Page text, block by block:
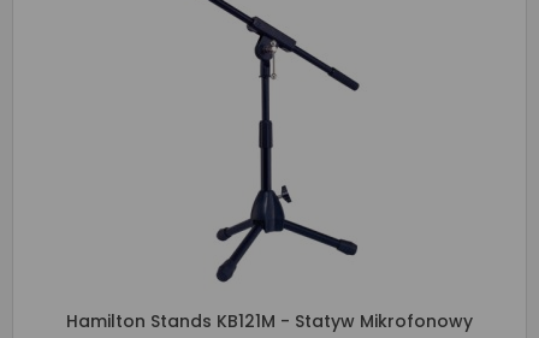
Hamilton Stands KB121M - Statyw Mikrofonowy